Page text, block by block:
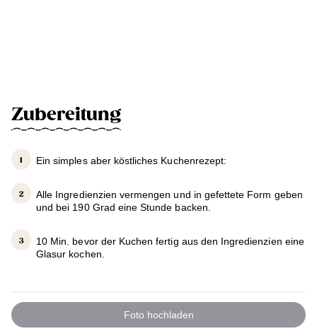
Zubereitung
Ein simples aber köstliches Kuchenrezept:
Alle Ingredienzien vermengen und in gefettete Form geben
und bei 190 Grad eine Stunde backen.
10 Min. bevor der Kuchen fertig aus den Ingredienzien eine
Glasur kochen.
Foto hochladen